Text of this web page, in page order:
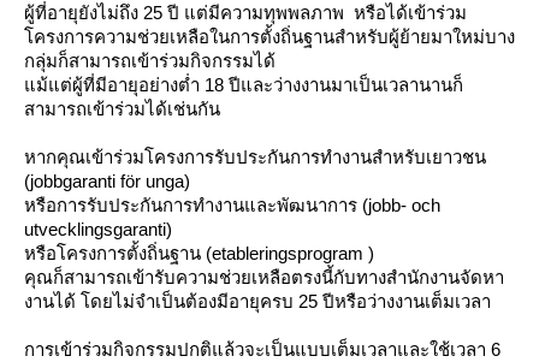
ผู้ที่อายุยังไม่ถึง 25 ปี แต่มีความทุพพลภาพ หรือได้เข้าร่วม
ครงการความช่วยเหลือในการตั้งถิ่นฐานสำหรับผู้ย้ายมาใหม่บาง
กลุ่มก็สามารถเข้าร่วมกิจกรรมได้
ม้แต่ผู้ที่มีอายุอย่างต่ำ 18 ปีและว่างงานมาเป็นเวลานานก็
สามารถเข้าร่วมได้เช่นกัน
หากคุณเข้าร่วมโครงการรับประกันการทำงานสำหรับเยาวชน
(jobbgaranti för unga)
หรือการรับประกันการทำงานและพัฒนาการ (jobb- och
utvecklingsgaranti)
หรือโครงการตั้งถิ่นฐาน (etableringsprogram )
คุณก็สามารถเข้ารับความช่วยเหลือตรงนี้กับทางสำนักงานจัดหา
งานได้ โดยไม่จำเป็นต้องมีอายุครบ 25 ปีหรือว่างงานเต็มเวลา
การเข้าร่วมกิจกรรมปกติแล้วจะเป็นแบบเต็มเวลาและใช้เวลา 6